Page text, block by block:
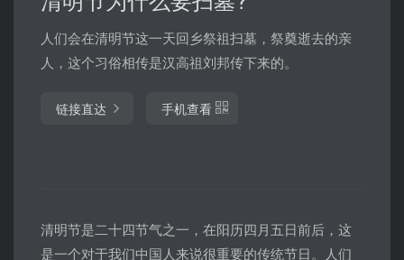
人们会在清明节这一天回乡祭祖扫墓，祭奠逝去的亲
人，这个习俗相传是汉高祖刘邦传下来的。
链接直达 手机查看
清明节是二十四节气之一，在阳历四月五日前后，这
是一个对于我们中国人来说很重要的传统节日。人们